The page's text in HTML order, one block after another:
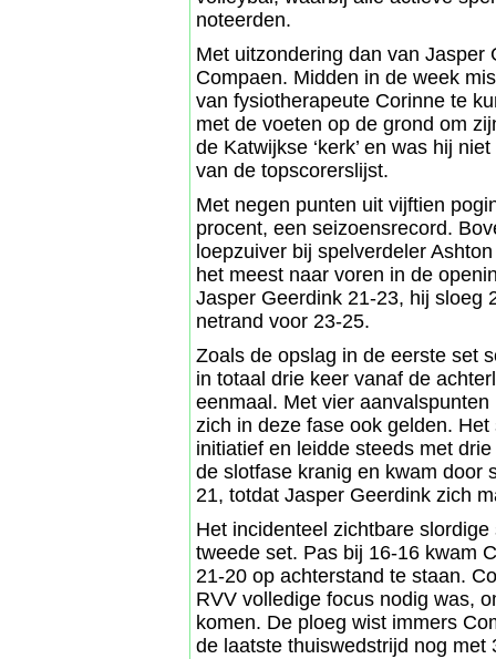
noteerden.
Met uitzondering dan van
Compaen. Midden in de week
van fysiotherapeute Corinne te
met de voeten op de grond om
de Katwijkse ‘kerk’ en was hij
van de topscorerslijst.
Met negen punten uit vijftien
procent, een seizoensrecord.
loepzuiver bij spelverdeler
het meest naar voren in de
Jasper Geerdink 21-23, hij sloeg
netrand voor 23-25.
Zoals de opslag in de eerste set
in totaal drie keer vanaf de
eenmaal. Met vier
zich in deze fase ook gelden.
initiatief en leidde steeds met
de slotfase kranig en kwam door
21, totdat Jasper Geerdink zich
Het incidenteel zichtbare
tweede set. Pas bij 16-16 kwam
21-20 op achterstand te staan.
RVV volledige focus nodig was,
komen. De ploeg wist immers
de laatste thuiswedstrijd nog met